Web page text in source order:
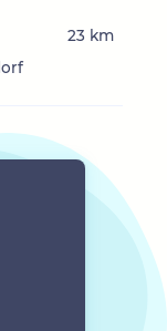
23 km